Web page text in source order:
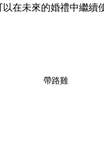
在未來的婚禮中繼續